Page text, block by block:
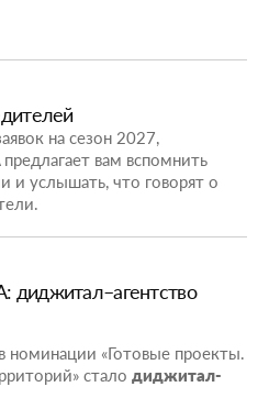
на сезон 2027,
вам вспомнить
и услышать, что говорят о
диджитал–агентство
номинации «Готовые проекты.
стало диджитал-